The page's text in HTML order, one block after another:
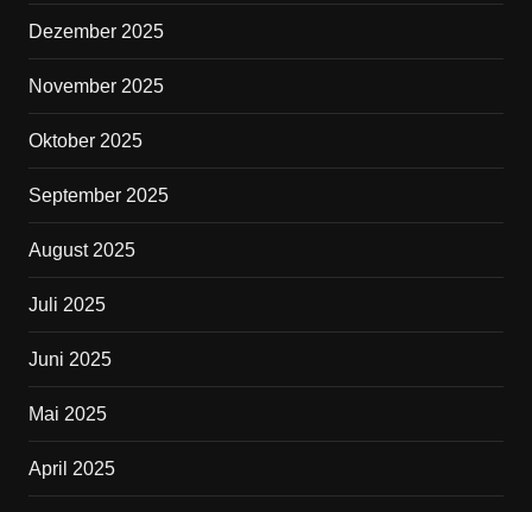
Dezember 2025
November 2025
Oktober 2025
September 2025
August 2025
Juli 2025
Juni 2025
Mai 2025
April 2025